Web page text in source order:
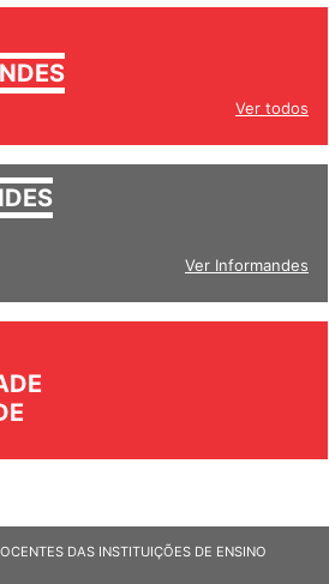
Ver todos
Ver Informandes
DAS INSTITUIÇÕES DE ENSINO